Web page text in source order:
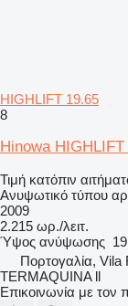
HIGHLIFT 19.65
8
Hinowa HIGHLIFT
Τιμή κατόπιν
Ανυψωτικό τύπου
2009
2.215 ωρ./λειτ.
Ύψος ανύψωσης
Πορτογαλία, Vila
TERMAQUINA ll
Επικοινωνία με τον